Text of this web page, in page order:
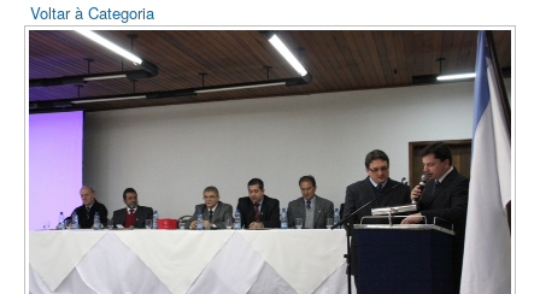
Voltar à Categoria